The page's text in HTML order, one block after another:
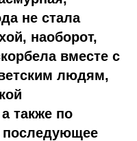
не стала
наоборот,
вместе с
людям,
также по